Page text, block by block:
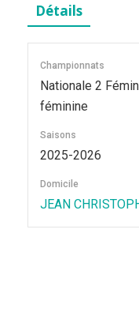
Détails
Championnats
Nationale 2
féminine
Saisons
2025-2026
Domicile
JEAN